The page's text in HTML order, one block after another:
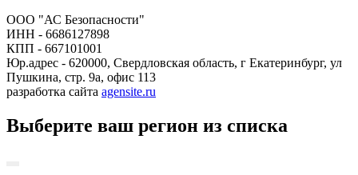
ООО "АС Безопасности"
ИНН - 6686127898
КПП - 667101001
Юр.адрес - 620000, Свердловская область, г Екатеринбург, ул
Пушкина, стр. 9а, офис 113
разработка сайта agensite.ru
Выберите ваш регион из списка